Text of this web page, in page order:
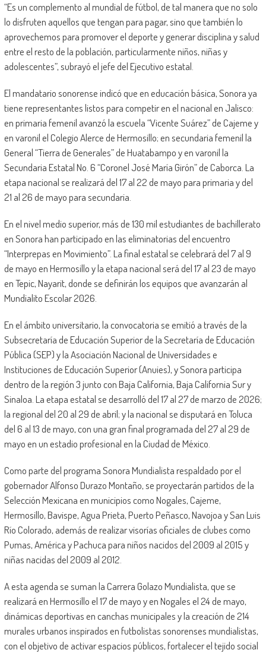
“Es un complemento al mundial de fútbol, de tal manera que no solo
lo disfruten aquellos que tengan para pagar, sino que también lo
aprovechemos para promover el deporte y generar disciplina y salud
entre el resto de la población, particularmente niños, niñas y
adolescentes”, subrayó el jefe del Ejecutivo estatal.
El mandatario sonorense indicó que en educación básica, Sonora ya
tiene representantes listos para competir en el nacional en Jalisco:
en primaria femenil avanzó la escuela “Vicente Suárez” de Cajeme y
en varonil el Colegio Alerce de Hermosillo; en secundaria femenil la
General “Tierra de Generales” de Huatabampo y en varonil la
Secundaria Estatal No. 6 “Coronel José María Girón” de Caborca. La
etapa nacional se realizará del 17 al 22 de mayo para primaria y del
21 al 26 de mayo para secundaria.
En el nivel medio superior, más de 130 mil estudiantes de bachillerato
en Sonora han participado en las eliminatorias del encuentro
“Interprepas en Movimiento”. La final estatal se celebrará del 7 al 9
de mayo en Hermosillo y la etapa nacional será del 17 al 23 de mayo
en Tepic, Nayarit, donde se definirán los equipos que avanzarán al
Mundialito Escolar 2026.
En el ámbito universitario, la convocatoria se emitió a través de la
Subsecretaría de Educación Superior de la Secretaría de Educación
Pública (SEP) y la Asociación Nacional de Universidades e
Instituciones de Educación Superior (Anuies), y Sonora participa
dentro de la región 3 junto con Baja California, Baja California Sur y
Sinaloa. La etapa estatal se desarrolló del 17 al 27 de marzo de 2026;
la regional del 20 al 29 de abril; y la nacional se disputará en Toluca
del 6 al 13 de mayo, con una gran final programada del 27 al 29 de
mayo en un estadio profesional en la Ciudad de México.
Como parte del programa Sonora Mundialista respaldado por el
gobernador Alfonso Durazo Montaño, se proyectarán partidos de la
Selección Mexicana en municipios como Nogales, Cajeme,
Hermosillo, Bavispe, Agua Prieta, Puerto Peñasco, Navojoa y San Luis
Río Colorado, además de realizar visorías oficiales de clubes como
Pumas, América y Pachuca para niños nacidos del 2009 al 2015 y
niñas nacidas del 2009 al 2012.
A esta agenda se suman la Carrera Golazo Mundialista, que se
realizará en Hermosillo el 17 de mayo y en Nogales el 24 de mayo,
dinámicas deportivas en canchas municipales y la creación de 214
murales urbanos inspirados en futbolistas sonorenses mundialistas,
con el objetivo de activar espacios públicos, fortalecer el tejido social